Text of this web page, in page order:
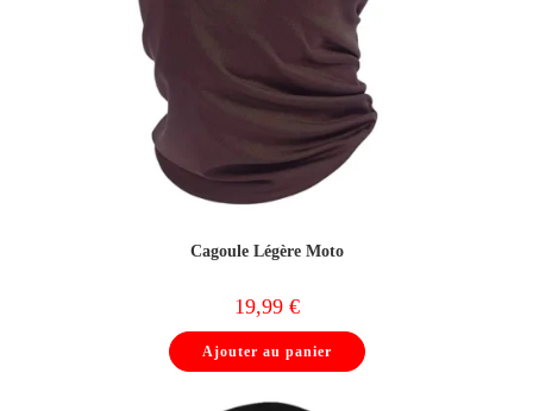
Cagoule Légère Moto
19,99 €
Ajouter au panier